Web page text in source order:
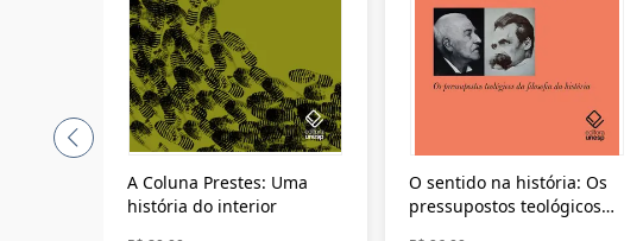
A Coluna Prestes: Uma
história do interior
O sentido na história: Os
pressupostos teológicos